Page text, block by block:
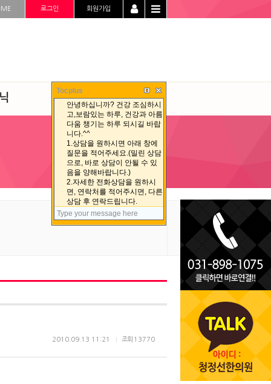
로그인 회원가입
청정선 자료실
조회 13770
2010.09.13 11:21
Tocplus